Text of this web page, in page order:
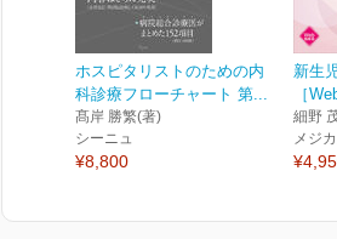
ホスピタリストのための内
科診療フローチャート 第...
髙岸 勝繁(著)
シーニュ
¥8,800
新生
［
細野
メジ